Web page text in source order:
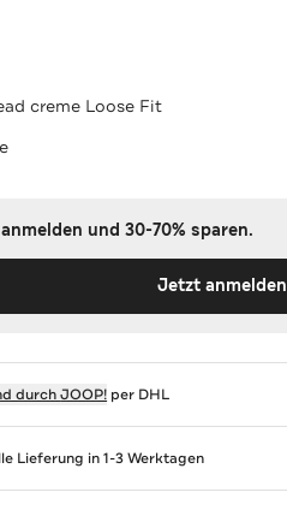
creme Loose Fit
und 30-70% sparen.
Jetzt anmelden
durchJOOP! per DHL
Lieferung in 1-3 Werktagen